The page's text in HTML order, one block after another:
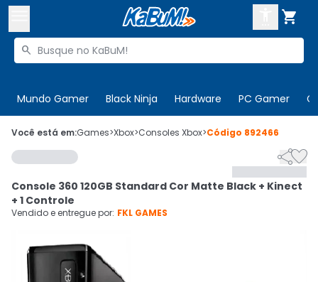

Buscar produtos

Mundo Gamer Black Ninja Hardware PC Gamer
 Olá. Acesse sua conta
 Departamentos
Cupons
 Ativar tradutor em libras
CADASTRE-SE
Você está em:Games>Xbox>Consoles Xbox>Código 892466

Console 360 120GB Standard Cor Matte Black + Kinect
+ 1 Controle
Vendido e entregue por: FKL GAMES